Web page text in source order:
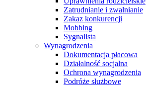
Zatrudnianie i zwalnianie
Zakaz konkurencji
Mobbing
Sygnalista
Wynagrodzenia
Dokumentacja płacowa
Działalność socjalna
Ochrona wynagrodzenia
Podróże służbowe